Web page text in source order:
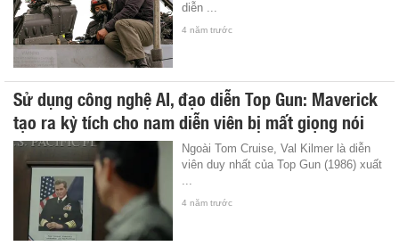
diễn ...
4 năm trước
Sử dụng công nghệ AI, đạo diễn Top Gun: Maverick
tạo ra kỳ tích cho nam diễn viên bị mất giọng nói
Ngoài Tom Cruise, Val Kilmer là diễn
viên duy nhất của Top Gun (1986) xuất
4 năm trước